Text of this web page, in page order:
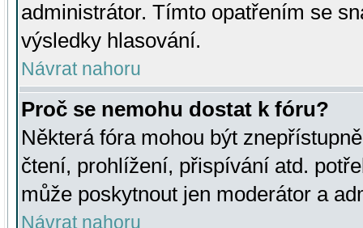
administrátor. Tímto opatřením se
výsledky hlasování.
Návrat nahoru
Proč se nemohu dostat k fóru?
Některá fóra mohou být
čtení, prohlížení, přispívání atd.
může poskytnout jen moderátor a
Návrat nahoru